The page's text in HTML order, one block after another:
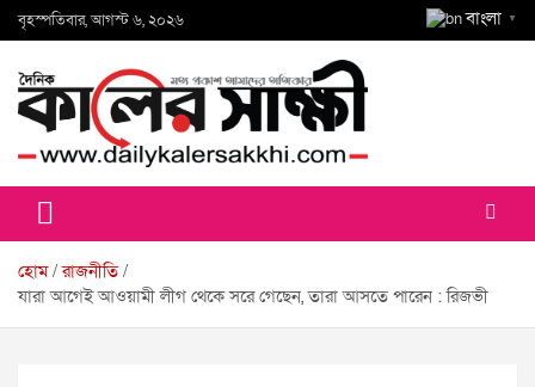
Skip
to
বৃহস্পতিবার, আগস্ট ৬, ২০২৬ বাংলা ▼
কালের সাক্ষী
হোম রাজনীতি
যারা আগেই আওয়ামী লীগ থেকে সরে গেছেন, তারা আসতে পারেন : রিজভী